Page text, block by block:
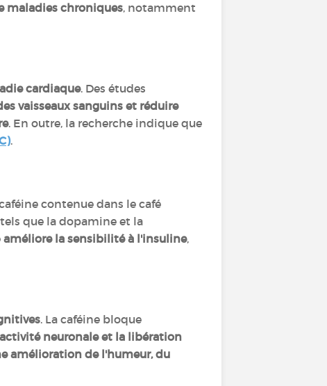
maladies chroniques, notamment
cardiaque. Des études
vaisseaux sanguins et réduire
. En outre, la recherche indique que
.
contenue dans le café
tels que la dopamine et la
améliore la sensibilité à l'insuline,
. La caféine bloque
neuronale et la libération
amélioration de l'humeur, du